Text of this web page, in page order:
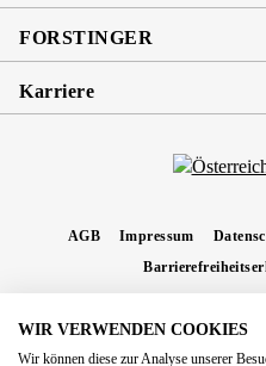
FORSTINGER
Karriere
AGB Impressum
Nachnahmegebühren,
WIR VERWENDEN COOKIES
Wir können diese zur Analyse unserer